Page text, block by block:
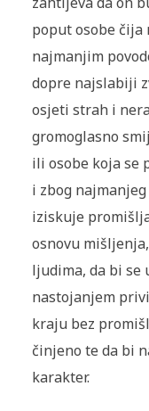
poput osobe čija
najmanjim
dopre najslabiji
osjeti strah i
gromoglasno
ili osobe koja se
i zbog
iziskuje
osnovu
ljudima, da bi se
nastojanjem
kraju bez
činjeno te da bi
karakter.